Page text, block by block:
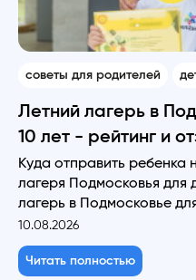
советы для родителей
Летний лагерь в
10 лет - рейтинг и
Куда отправить ребенка
лагеря Подмосковья для
лагерь в Подмосковье
10.08.2026
Читать полностью